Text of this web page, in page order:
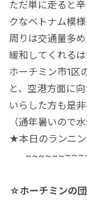
ただ単に走ると
クなベトナム模
周りは交通量多
緩和してくれるは
ホーチミン市1区
と、空港方面に
いらした方も是
（通年暑いので
★本日のランニン
☆ホーチミンの